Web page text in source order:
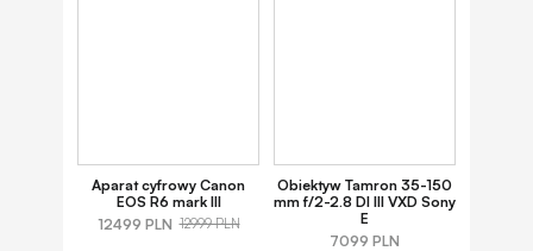
Aparat cyfrowy Canon
EOS R6 mark III
12499 PLN 12999 PLN
Obiektyw Tamron 35-150
mm f/2-2.8 DI III VXD Sony
E
7099 PLN